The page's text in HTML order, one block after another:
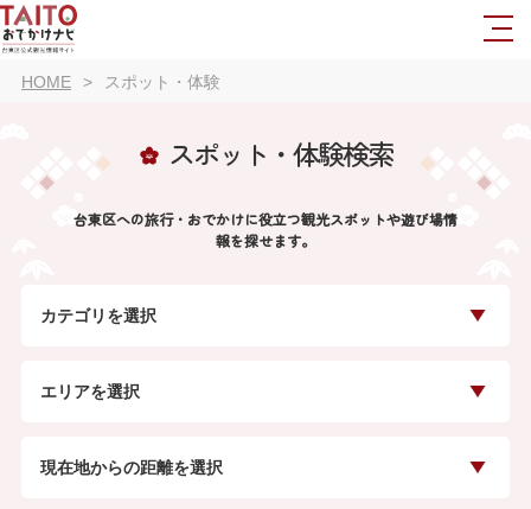
HOME スポット・体験
スポット・体験検索
台東区への旅行・おでかけに役立つ観光スポットや遊び場情
報を探せます。
カテゴリを選択
エリアを選択
現在地からの距離を選択